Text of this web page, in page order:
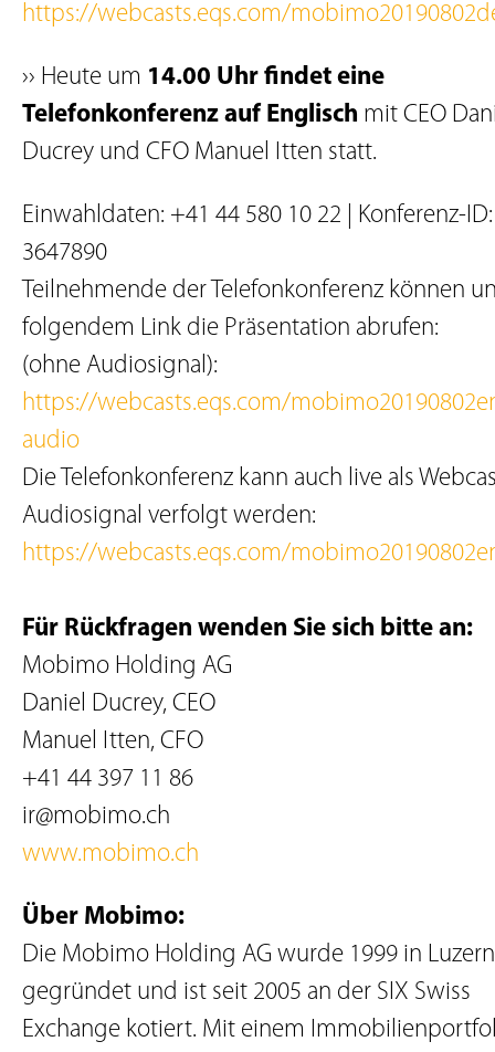
https://webcasts.eqs.com/
›› Heute um 14.00 Uhr findet eine
Telefonkonferenz auf Englisch mit CEO
Ducrey und CFO Manuel Itten statt.
Einwahldaten: +41 44 580 10 22 | Konferenz-ID:
3647890
Teilnehmende der Telefonkonferenz können
folgendem Link die Präsentation abrufen:
(ohne Audiosignal):
https://webcasts.eqs.com/
audio
Die Telefonkonferenz kann auch live als
Audiosignal verfolgt werden:
https://webcasts.eqs.com/
Für Rückfragen wenden Sie sich bitte an:
Mobimo Holding AG
Daniel Ducrey, CEO
Manuel Itten, CFO
+41 44 397 11 86
ir@mobimo.ch
www.mobimo.ch
Über Mobimo:
Die Mobimo Holding AG wurde 1999 in Luzern
gegründet und ist seit 2005 an der SIX Swiss
Exchange kotiert. Mit einem